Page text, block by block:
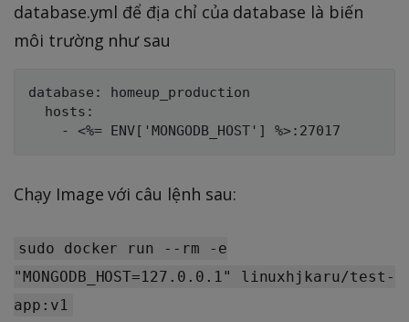
database.yml để địa chỉ của database là biến
môi trường như sau
database: homeup_production
  hosts:
Chạy Image với câu lệnh sau:
sudo docker run --rm -e
"MONGODB_HOST=127.0.0.1" linuxhjkaru/test-
app:v1